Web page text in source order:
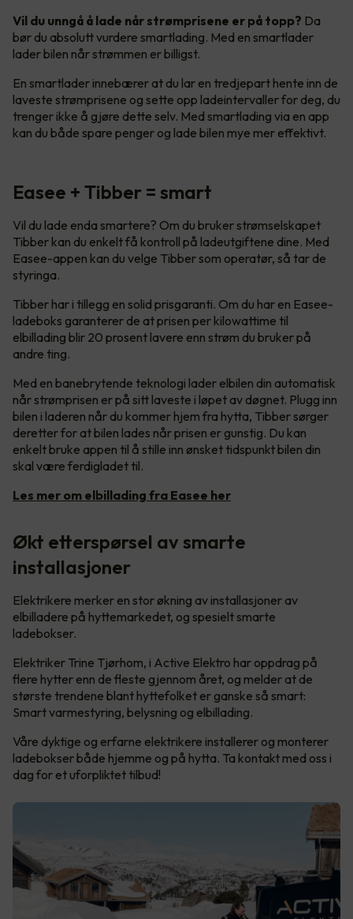
Vil du unngå å lade når strømprisene er på topp? Da
bør du absolutt vurdere smartlading. Med en smartlader
lader bilen når strømmen er billigst.
En smartlader innebærer at du lar en tredjepart hente inn de
laveste strømprisene og sette opp ladeintervaller for deg, du
trenger ikke å gjøre dette selv. Med smartlading via en app
kan du både spare penger og lade bilen mye mer effektivt.
Easee + Tibber = smart
Vil du lade enda smartere? Om du bruker strømselskapet
Tibber kan du enkelt få kontroll på ladeutgiftene dine. Med
Easee-appen kan du velge Tibber som operatør, så tar de
styringa.
Tibber har i tillegg en solid prisgaranti. Om du har en Easee-
ladeboks garanterer de at prisen per kilowattime til
elbillading blir 20 prosent lavere enn strøm du bruker på
andre ting.
Med en banebrytende teknologi lader elbilen din automatisk
når strømprisen er på sitt laveste i løpet av døgnet. Plugg inn
bilen i laderen når du kommer hjem fra hytta, Tibber sørger
deretter for at bilen lades når prisen er gunstig. Du kan
enkelt bruke appen til å stille inn ønsket tidspunkt bilen din
skal være ferdigladet til.
Les mer om elbillading fra Easee her
Økt etterspørsel av smarte
installasjoner
Elektrikere merker en stor økning av installasjoner av
elbilladere på hyttemarkedet, og spesielt smarte
ladebokser.
Elektriker Trine Tjørhom, i Active Elektro har oppdrag på
flere hytter enn de fleste gjennom året, og melder at de
største trendene blant hyttefolket er ganske så smart:
Smart varmestyring, belysning og elbillading.
Våre dyktige og erfarne elektrikere installerer og monterer
ladebokser både hjemme og på hytta. Ta kontakt med oss i
dag for et uforpliktet tilbud!